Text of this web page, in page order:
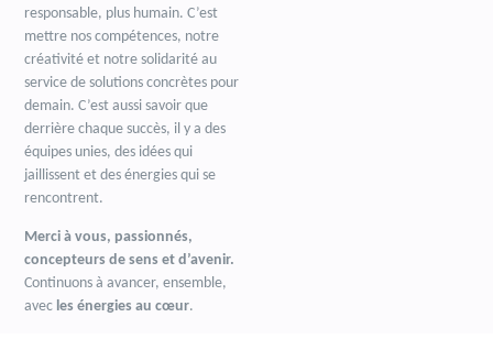
responsable, plus humain. C’est
mettre nos compétences, notre
créativité et notre solidarité au
service de solutions concrètes pour
demain. C’est aussi savoir que
derrière chaque succès, il y a des
équipes unies, des idées qui
jaillissent et des énergies qui se
rencontrent.
Merci à vous, passionnés,
concepteurs de sens et d’avenir.
Continuons à avancer, ensemble,
avec les énergies au cœur.